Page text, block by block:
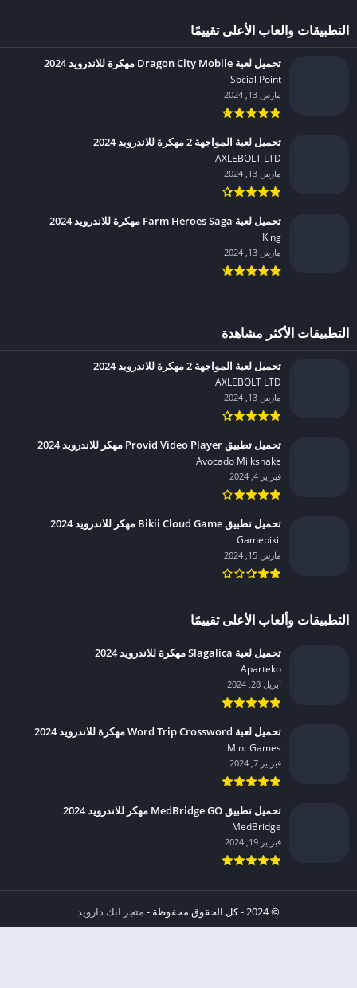
التطبيقات والعاب الأعلى تقييمًا
تحميل لعبة Dragon City Mobile مهكرة للاندرويد 2024
Social Point‏
مارس 13, 2024
تحميل لعبة المواجهة 2 مهكرة للاندرويد 2024
AXLEBOLT LTD‏
مارس 13, 2024
تحميل لعبة Farm Heroes Saga مهكرة للاندرويد 2024
King‏
مارس 13, 2024
التطبيقات الأكثر مشاهدة
تحميل لعبة المواجهة 2 مهكرة للاندرويد 2024
AXLEBOLT LTD‏
مارس 13, 2024
تحميل تطبيق Provid Video Player مهكر للاندرويد 2024
Avocado Milkshake‏
فبراير 4, 2024
تحميل تطبيق Bikii Cloud Game مهكر للاندرويد 2024
Gamebikii‏
مارس 15, 2024
التطبيقات وألعاب الأعلى تقييمًا
تحميل لعبة Slagalica مهكرة للاندرويد 2024
Aparteko‏
أبريل 28, 2024
تحميل لعبة Word Trip Crossword مهكرة للاندرويد 2024
Mint Games‏
فبراير 7, 2024
تحميل تطبيق MedBridge GO مهكر للاندرويد 2024
MedBridge‏
فبراير 19, 2024
© 2024 - كل الحقوق محفوظة -
متجر ابك دارويد